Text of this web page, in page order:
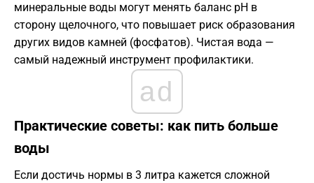
минеральные воды могут менять баланс pH в
сторону щелочного, что повышает риск образования
других видов камней (фосфатов). Чистая вода —
самый надежный инструмент профилактики.
ad
​Практические советы: как пить больше
воды
​Если достичь нормы в 3 литра кажется сложной